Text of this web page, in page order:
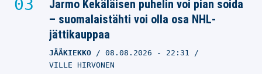
Jarmo Kekäläisen puhelin voi pian soida
– suomalaistähti voi olla osa NHL-
jättikauppaa
JÄÄKIEKKO 08.08.2026 - 22:31
VILLE HIRVONEN